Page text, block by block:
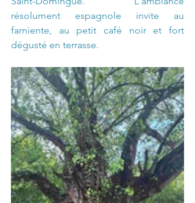
résolument espagnole invite au
farniente, au petit café noir et fort
dégusté en terrasse.